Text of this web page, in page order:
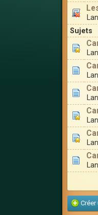
Sujets
Créer